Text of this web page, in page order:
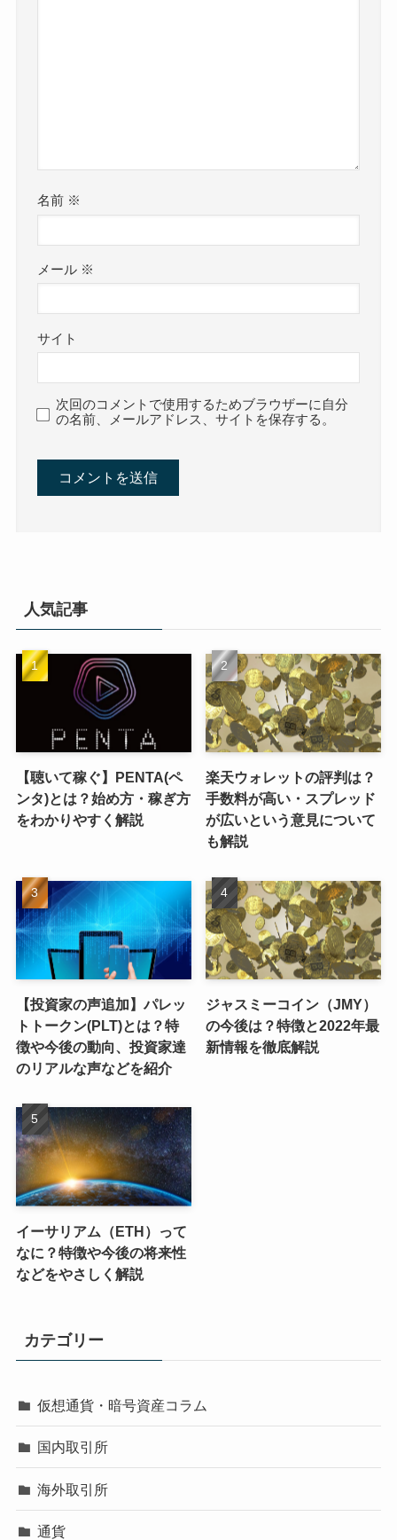
名前 ※
メール ※
サイト
次回のコメントで使用するためブラウザーに自分
の名前、メールアドレス、サイトを保存する。
人気記事
【聴いて稼ぐ】PENTA(ペ
ンタ)とは？始め方・稼ぎ方
をわかりやすく解説
楽天ウォレットの評判は？
手数料が高い・スプレッド
が広いという意見について
も解説
【投資家の声追加】パレッ
トトークン(PLT)とは？特
徴や今後の動向、投資家達
のリアルな声などを紹介
ジャスミーコイン（JMY）
の今後は？特徴と2022年最
新情報を徹底解説
イーサリアム（ETH）って
なに？特徴や今後の将来性
などをやさしく解説
カテゴリー
仮想通貨・暗号資産コラム
国内取引所
海外取引所
通貨